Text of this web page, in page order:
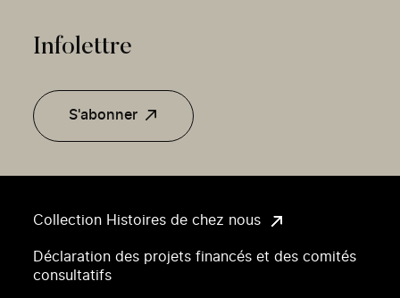
Collection Histoires de chez nous
Déclaration des projets financés et des comités
consultatifs
Infolettre
S'abonner